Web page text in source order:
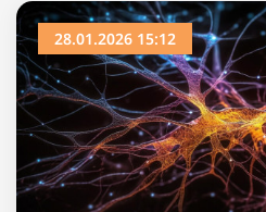
28.01.2026 15:12